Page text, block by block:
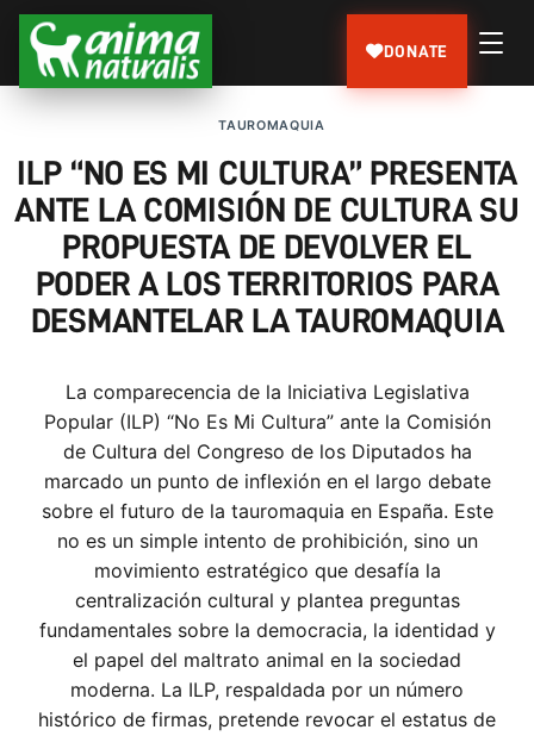
DONATE
TAUROMAQUIA
ILP “NO ES MI CULTURA” PRESENTA
ANTE LA COMISIÓN DE CULTURA SU
PROPUESTA DE DEVOLVER EL
PODER A LOS TERRITORIOS PARA
DESMANTELAR LA TAUROMAQUIA
La comparecencia de la Iniciativa Legislativa
Popular (ILP) “No Es Mi Cultura” ante la Comisión
de Cultura del Congreso de los Diputados ha
marcado un punto de inflexión en el largo debate
sobre el futuro de la tauromaquia en España. Este
no es un simple intento de prohibición, sino un
movimiento estratégico que desafía la
centralización cultural y plantea preguntas
fundamentales sobre la democracia, la identidad y
el papel del maltrato animal en la sociedad
moderna. La ILP, respaldada por un número
histórico de firmas, pretende revocar el estatus de